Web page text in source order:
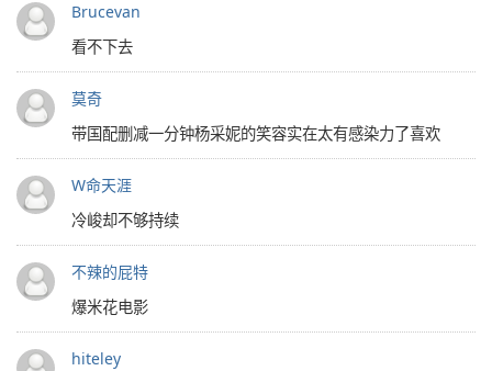
Brucevan
看不下去
莫奇
带国配删减一分钟杨采妮的笑容实在太有感染力了喜欢
W命天涯
冷峻却不够持续
不辣的屁特
爆米花电影
hiteley